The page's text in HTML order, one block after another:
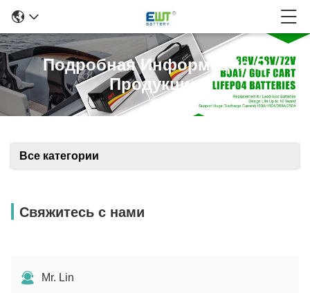
Подробная Информация О
Продукции
Все категории
Свяжитесь с нами
Mr. Lin